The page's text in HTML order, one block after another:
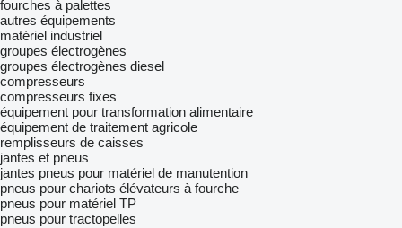
fourches à palettes
autres équipements
matériel industriel
groupes électrogènes
groupes électrogènes diesel
compresseurs
compresseurs fixes
équipement pour transformation alimentaire
équipement de traitement agricole
remplisseurs de caisses
jantes et pneus
jantes pneus pour matériel de manutention
pneus pour chariots élévateurs à fourche
pneus pour matériel TP
pneus pour tractopelles